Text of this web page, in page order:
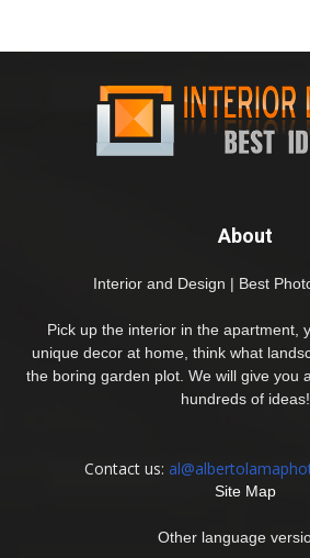
About
Interior and Design | Best
Pick up the interior in the apartment,
unique decor at home, think what
the boring garden plot. We will give you
hundreds of ideas!
Contact us:
Site Map
Other language